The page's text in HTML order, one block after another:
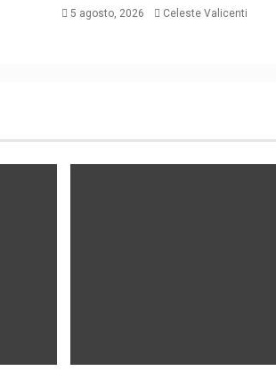
5 agosto, 2026 Celeste Valicenti